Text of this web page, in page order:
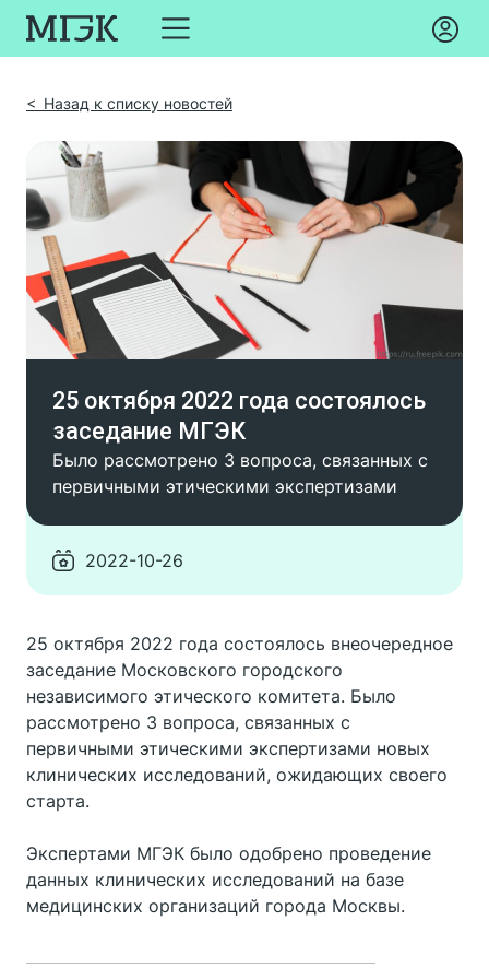
< Назад к списку новостей
25 октября 2022 года состоялось
заседание МГЭК
Было рассмотрено 3 вопроса, связанных с
первичными этическими экспертизами
2022-10-26
25 октября 2022 года состоялось внеочередное
заседание Московского городского
независимого этического комитета. Было
рассмотрено 3 вопроса, связанных с
первичными этическими экспертизами новых
клинических исследований, ожидающих своего
старта.
Экспертами МГЭК было одобрено проведение
данных клинических исследований на базе
медицинских организаций города Москвы.